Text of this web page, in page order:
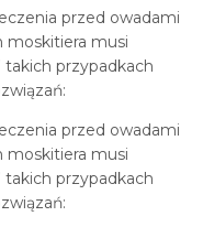
przed owadami
moskitiera musi
przypadkach
przed owadami
moskitiera musi
przypadkach